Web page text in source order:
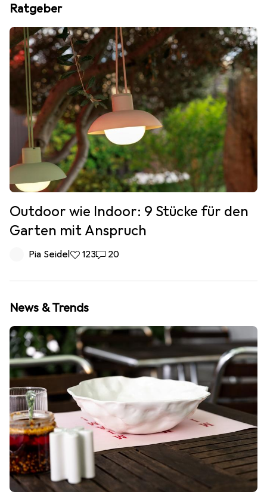
Ratgeber
Outdoor wie Indoor: 9 Stücke für den
Garten mit Anspruch
Pia Seidel123 Likes
12320 Kommentare
20
News & Trends